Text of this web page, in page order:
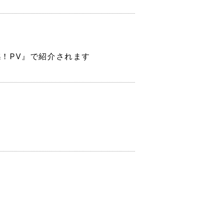
PV』で紹介されます